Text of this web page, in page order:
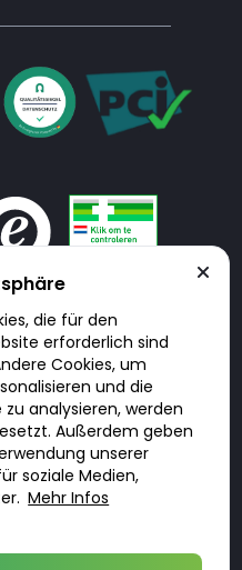
Doktorabc ist ausdrücklich
keine Medikamente oder
Jegliche Informationen zu
auf der Internetseite beinhalten
die Einhaltung der in Ihrem Land
sind Sie als Nutzer
Services auf Doktorabc durch
Verantwortung. Sie erklären,
zu besuchen und zu nutzen.
die für den
erforderlich sind
Cookies, um
und die
analysieren, werden
Außerdem geben
unserer
soziale Medien,
Mehr Infos